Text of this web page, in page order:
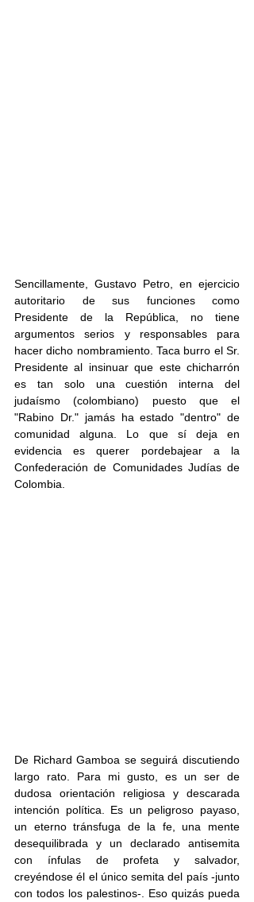
Sencillamente, Gustavo Petro, en ejercicio
autoritario de sus funciones como
Presidente de la República, no tiene
argumentos serios y responsables para
hacer dicho nombramiento. Taca burro el Sr.
Presidente al insinuar que este chicharrón
es tan solo una cuestión interna del
judaísmo (colombiano) puesto que el
"Rabino Dr." jamás ha estado "dentro" de
comunidad alguna. Lo que sí deja en
evidencia es querer pordebajear a la
Confederación de Comunidades Judías de
Colombia.
De Richard Gamboa se seguirá discutiendo
largo rato. Para mi gusto, es un ser de
dudosa orientación religiosa y descarada
intención política. Es un peligroso payaso,
un eterno tránsfuga de la fe, una mente
desequilibrada y un declarado antisemita
con ínfulas de profeta y salvador,
creyéndose él el único semita del país -junto
con todos los palestinos-. Eso quizás pueda